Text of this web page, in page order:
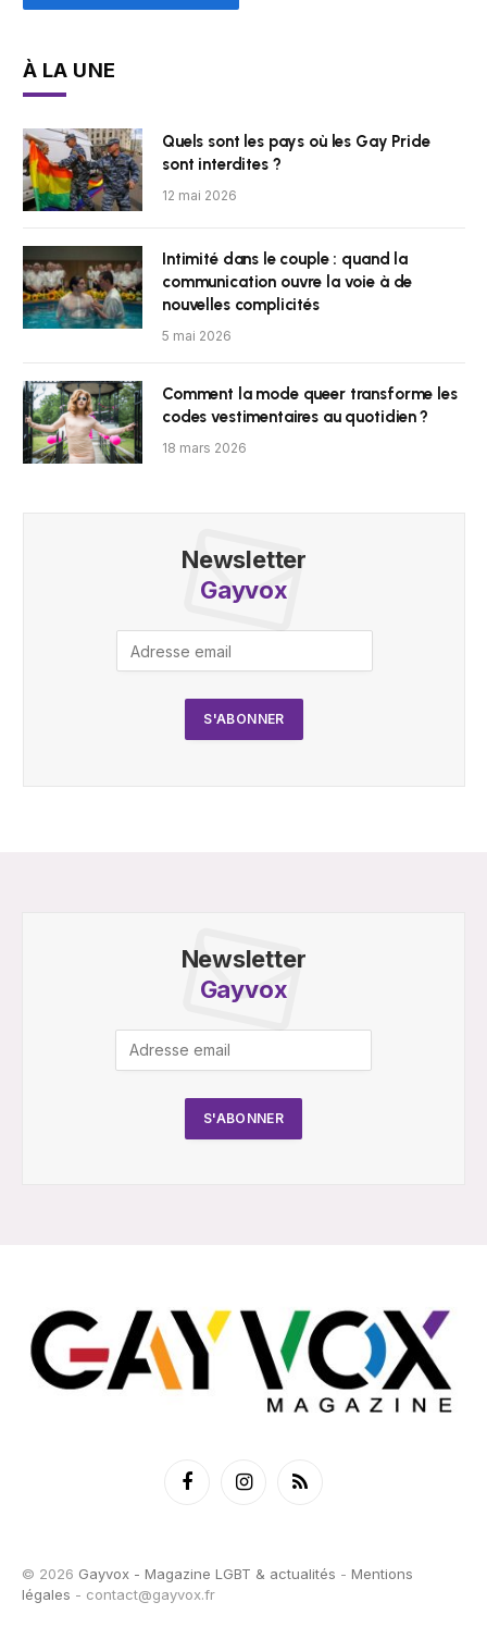
À LA UNE
Quels sont les pays où les Gay Pride
sont interdites ?
12 mai 2026
Intimité dans le couple : quand la
communication ouvre la voie à de
nouvelles complicités
5 mai 2026
Comment la mode queer transforme les
codes vestimentaires au quotidien ?
18 mars 2026
Newsletter
Gayvox
Newsletter
Gayvox
FacebookInstagramRSS
© 2026 Gayvox - Magazine LGBT & actualités - Mentions
légales - contact@gayvox.fr